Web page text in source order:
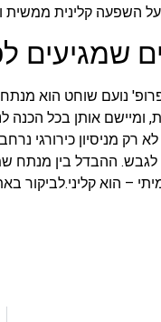
השפעה קלינית ממשית
שמגיעים
נועם שוחט הוא
אותן בכל הכנה
מניסיון כירורגי
ההבדל בין מנתח
– הוא קליני.לביקור